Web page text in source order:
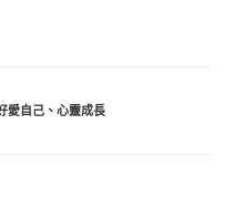
愛自己、 心靈成長